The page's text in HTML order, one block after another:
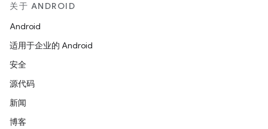
关于 ANDROID
Android
适用于企业的 Android
安全
源代码
新闻
博客